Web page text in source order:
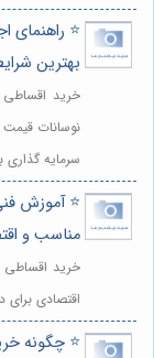
⭐️ راهنمای
بهترین
خرید
نوسانات قیمت
سرمایه
⭐️ آموزش
مناسب و
خرید اقساطی
اقتصادی
⭐️ چگونه